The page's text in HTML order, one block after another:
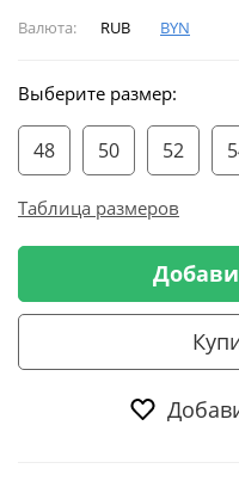
Валюта: RUB BYN
Выберите размер:
48 50 52
Таблица размеров